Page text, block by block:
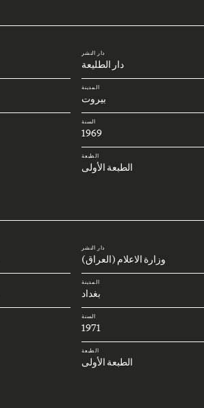
دار النشر
دار الطليعة
المدينة
بيروت
السنة
1969
الطبعة
الطبعة الأولى
دار النشر
وزارة الاعلام (العراق)
المدينة
بغداد
السنة
1971
الطبعة
الطبعة الأولى